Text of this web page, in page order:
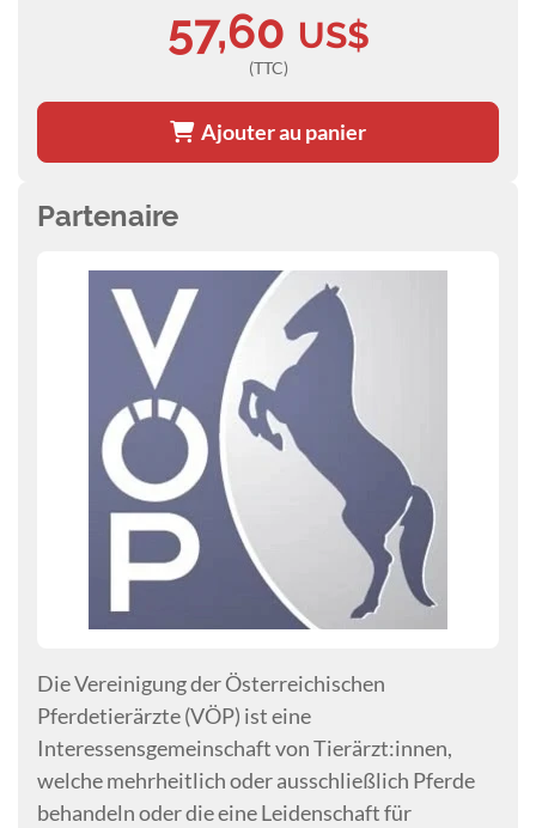
57,60 US$
(TTC)
Ajouter au panier
Partenaire
Die Vereinigung der Österreichischen
Pferdetierärzte (VÖP) ist eine
Interessensgemeinschaft von Tierärzt:innen,
welche mehrheitlich oder ausschließlich Pferde
behandeln oder die eine Leidenschaft für